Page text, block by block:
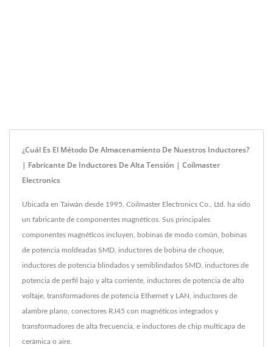
¿Cuál Es El Método De Almacenamiento De Nuestros Inductores?
| Fabricante De Inductores De Alta Tensión | Coilmaster
Electronics
Ubicada en Taiwán desde 1995, Coilmaster Electronics Co., Ltd. ha sido
un fabricante de componentes magnéticos. Sus principales
componentes magnéticos incluyen, bobinas de modo común, bobinas
de potencia moldeadas SMD, inductores de bobina de choque,
inductores de potencia blindados y semiblindados SMD, inductores de
potencia de perfil bajo y alta corriente, inductores de potencia de alto
voltaje, transformadores de potencia Ethernet y LAN, inductores de
alambre plano, conectores RJ45 con magnéticos integrados y
transformadores de alta frecuencia, e inductores de chip multicapa de
cerámica o aire.